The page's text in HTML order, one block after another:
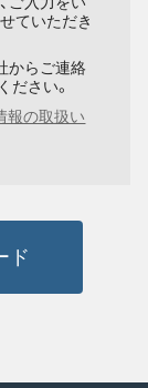
ていただき
からご連絡
ださい。
報の取扱い
ド